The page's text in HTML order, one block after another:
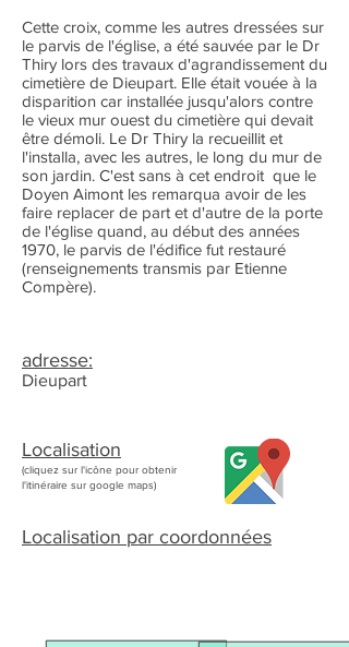
Cette croix, comme les autres dressées sur
le parvis de l'église, a été sauvée par le Dr
Thiry lors des travaux d'agrandissement du
cimetière de Dieupart. Elle était vouée à la
disparition car installée jusqu'alors contre
le vieux mur ouest du cimetière qui devait
être démoli. Le Dr Thiry la recueillit et
l'installa, avec les autres, le long du mur de
son jardin. C'est sans à cet endroit que le
Doyen Aimont les remarqua avoir de les
faire replacer de part et d'autre de la porte
de l'église quand, au début des années
1970, le parvis de l'édifice fut restauré
(renseignements transmis par Etienne
Compère).
adresse:
Dieupart
Localisation
(cliquez sur l'icône pour obtenir
l'itinéraire sur google maps)
Localisation par coordonnées